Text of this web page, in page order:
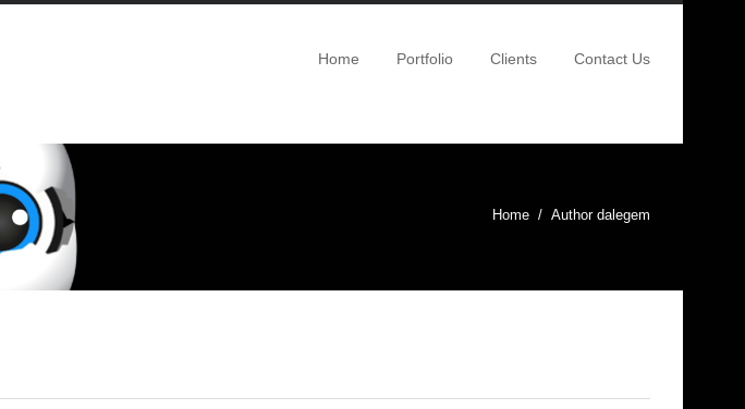
Home Portfolio Clients Contact Us
Home Author dalegem